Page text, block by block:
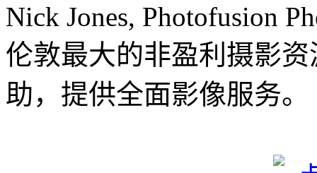
Nick Jones, Photofusion
伦敦最大的非盈利摄影
助，提供全面影像服务。